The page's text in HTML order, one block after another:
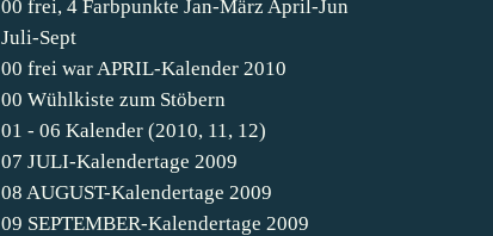
00 frei, 4 Farbpunkte Jan-März April-Jun
Juli-Sept
00 frei war APRIL-Kalender 2010
00 Wühlkiste zum Stöbern
01 - 06 Kalender (2010, 11, 12)
07 JULI-Kalendertage 2009
08 AUGUST-Kalendertage 2009
09 SEPTEMBER-Kalendertage 2009